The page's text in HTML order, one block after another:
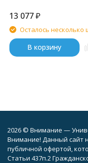
13 077₽
Осталось несколько
В корзину
2026 © Внимание —
Внимание! Данный сайт
публичной офертой,
Статьи 437п.2